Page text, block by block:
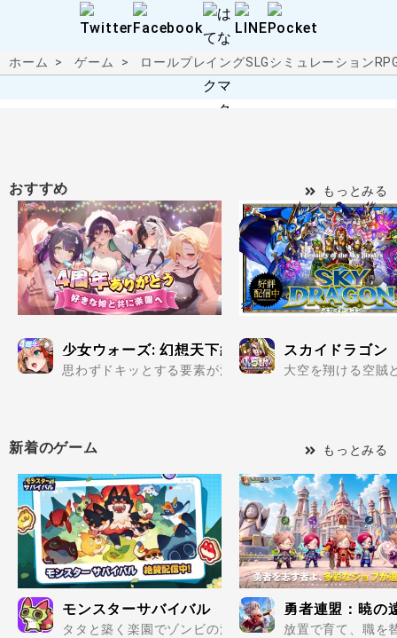
ホーム ゲーム ロールプレイングSLGシミュレーション
おすすめ もっとみる
少女ウォーズ: 幻想天下統一戦
思わずドキッとする要素が満載の美少女だらけで楽し
スカイドラゴン
大空を翔ける空賊
新着のゲーム もっとみる
モンスターサバイバル
タタと築く楽園でゾンビの波を迎え撃て..
勇者連盟：暁の
放置で育て、職を